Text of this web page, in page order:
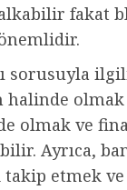
fakat
sorusuyla
olmak ve
Ayrıca,
etmek